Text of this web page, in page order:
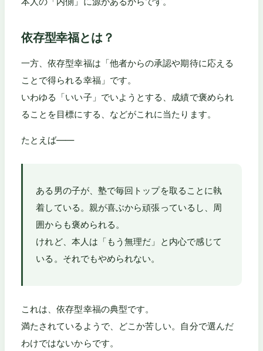
依存型幸福とは？
一方、依存型幸福は「他者からの承認や期待に応える
ことで得られる幸福」です。
いわゆる「いい子」でいようとする、成績で褒められ
ることを目標にする、などがこれに当たります。
たとえば——
ある男の子が、塾で毎回トップを取ることに執
着している。親が喜ぶから頑張っているし、周
囲からも褒められる。
けれど、本人は「もう無理だ」と内心で感じて
いる。それでもやめられない。
これは、依存型幸福の典型です。
満たされているようで、どこか苦しい。自分で選んだ
わけではないからです。